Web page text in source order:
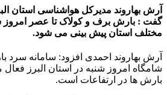
آرش بهاروند مدیرکل هواشناسی استان
گفت : بارش برف و کولاک تا عصر
مختلف استان پیش بینی می شود.
آرش بهاروند احمدی افزود: سامانه سرد
شامگاه امروز شنبه در استان البرز
بارش ها در ارتفاعات است.